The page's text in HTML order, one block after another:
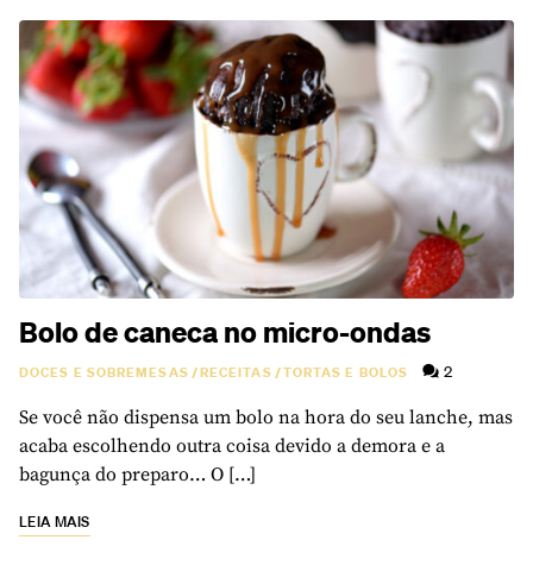
Bolo de caneca no micro-ondas
DOCES E SOBREMESAS/RECEITAS/TORTAS E BOLOS 2
Se você não dispensa um bolo na hora do seu lanche, mas
acaba escolhendo outra coisa devido a demora e a
bagunça do preparo… O […]
LEIA MAIS